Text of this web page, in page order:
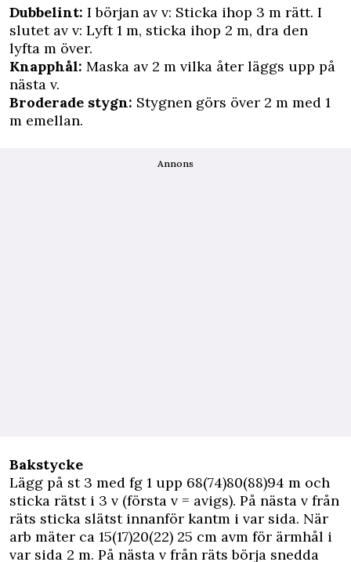
Dubbelint: I början av v: Sticka ihop 3 m rätt. I
slutet av v: Lyft 1 m, sticka ihop 2 m, dra den
lyfta m över.
Knapphål: Maska av 2 m vilka åter läggs upp på
nästa v.
Broderade stygn: Stygnen görs över 2 m med 1
m emellan.
Annons
Bakstycke
Lägg på st 3 med fg 1 upp 68(74)80(88)94 m och
sticka rätst i 3 v (första v = avigs). På nästa v från
räts sticka slätst innanför kantm i var sida. När
arb mäter ca 15(17)20(22) 25 cm avm för ärmhål i
var sida 2 m. På nästa v från räts börja snedda